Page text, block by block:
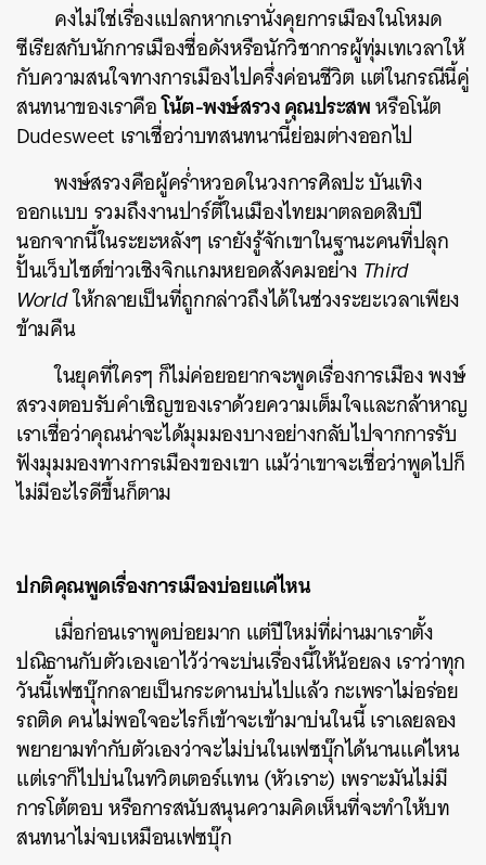
คงไม่ใช่เรื่องแปลกหากเรานั่งคุยการเมืองในโหมด
ซีเรียสกับนักการเมืองชื่อดังหรือนักวิชาการผู้ทุ่มเทเวลาให้
กับความสนใจทางการเมืองไปครึ่งค่อนชีวิต แต่ในกรณีนี้คู่
สนทนาของเราคือโน้ต-พงษ์สรวง คุณประสพหรือ​โน้ต
Dudesweet เราเชื่อว่าบทสนทนานี้ย่อมต่างออกไป
พงษ์สรวงคือผู้คร่ำหวอดในวงการศิลปะ บันเทิง
ออกแบบ รวมถึงงานปาร์ตี้ในเมืองไทยมาตลอดสิบปี
นอกจากนี้ในระยะหลังๆ เรายังรู้จักเขาในฐานะคนที่ปลุก
ปั้นเว็บไซต์ข่าวเชิงจิกแกมหยอดสังคมอย่าง Third
Worldให้กลายเป็นที่ถูกกล่าวถึงได้ในช่วงระยะเวลาเพียง
ข้ามคืน
ในยุคที่ใครๆ ก็ไม่ค่อยอยากจะพูดเรื่องการเมือง พงษ์
สรวงตอบรับคำเชิญของเราด้วยความเต็มใจและกล้าหาญ
เราเชื่อว่าคุณน่าจะได้มุมมองบางอย่างกลับไปจากการรับ
ฟังมุมมองทางการเมืองของเขา แม้ว่าเขาจะเชื่อว่าพูดไปก็
ไม่มีอะไรดีขึ้นก็ตาม
ปกติคุณพูดเรื่องการเมืองบ่อยแค่ไหน
เมื่อก่อนเราพูดบ่อยมาก แต่ปีใหม่ที่ผ่านมาเราตั้ง
ปณิธานกับตัวเองเอาไว้ว่าจะบ่นเรื่องนี้ให้น้อยลง เราว่าทุก
วันนี้เฟซบุ๊กกลายเป็นกระดานบ่นไปแล้ว กะเพราไม่อร่อย
รถติด คนไม่พอใจอะไรก็เข้าจะเข้ามาบ่นในนี้ เราเลยลอง
พยายามทำกับตัวเองว่าจะไม่บ่นในเฟซบุ๊กได้นานแค่ไหน
แต่เราก็ไปบ่นในทวิตเตอร์แทน (หัวเราะ) เพราะมันไม่มี
การโต้ตอบ หรือการสนับสนุนความคิดเห็นที่จะทำให้บท
สนทนาไม่จบเหมือนเฟซบุ๊ก